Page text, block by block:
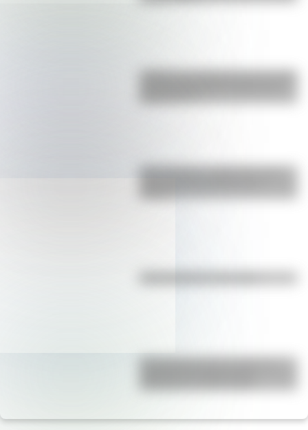
¿Sabías que Argentina tuvo la torre
San Cayetano: ¿quién fue y por
El Combate de San Lorenzo, el